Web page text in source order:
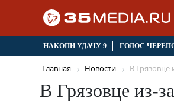
НАКОПИ УДАЧУ 9 ГОЛОС
Главная Новости В Грязовце
В Грязовце из-